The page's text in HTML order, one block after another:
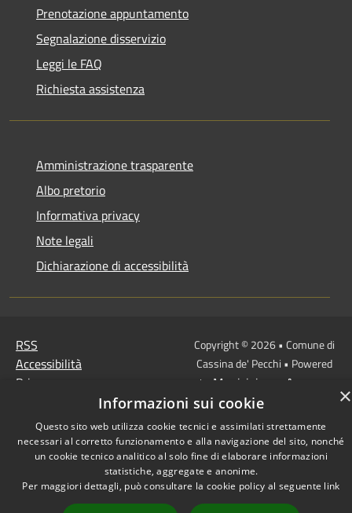
Prenotazione appuntamento
Segnalazione disservizio
Leggi le FAQ
Richiesta assistenza
Amministrazione trasparente
Albo pretorio
Informativa privacy
Note legali
Dichiarazione di accessibilità
RSS
Accessibilità
Privacy
Mappa del sito
Copyright © 2026 • Comune di
Cassina de' Pecchi • Powered
by Municipium
Accesso
redazione
×
Informazioni sui cookie
Questo sito web utilizza cookie tecnici e assimilati strettamente
necessari al corretto funzionamento e alla navigazione del sito, nonché
un cookie tecnico analitico al solo fine di elaborare informazioni
statistiche, aggregate e anonime.
Per maggiori dettagli, può consultare la cookie policy al seguente link